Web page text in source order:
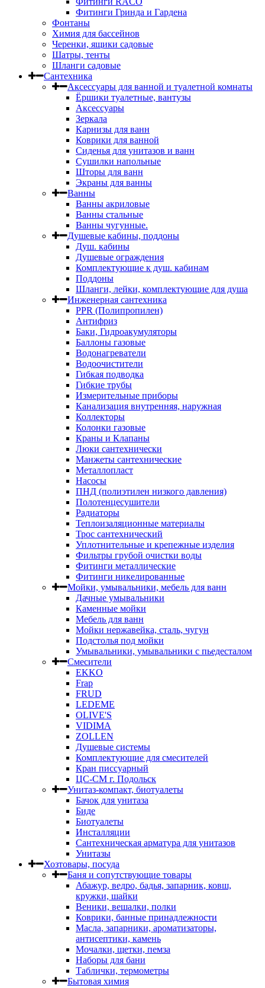
Фитинги Гринда и Гардена
Фонтаны
Химия для бассейнов
Черенки, ящики садовые
Шатры, тенты
Шланги садовые
Сантехника
Аксессуары для ванной и туалетной комнаты
Ёршики туалетные, вантузы
Аксессуары
Зеркала
Карнизы для ванн
Коврики для ванной
Сиденья для унитазов и ванн
Сушилки напольные
Шторы для ванн
Экраны для ванны
Ванны
Ванны акриловые
Ванны стальные
Ванны чугунные.
Душевые кабины, поддоны
Душ. кабины
Душевые ограждения
Комплектующие к душ. кабинам
Поддоны
Шланги, лейки, комплектующие для душа
Инженерная сантехника
PPR (Полипропилен)
Антифриз
Баки, Гидроакумуляторы
Баллоны газовые
Водонагреватели
Водоочистители
Гибкая подводка
Гибкие трубы
Измерительные приборы
Канализация внутренняя, наружная
Коллекторы
Колонки газовые
Краны и Клапаны
Люки сантехнически
Манжеты сантехнические
Металлопласт
Насосы
ПНД (полиэтилен низкого давления)
Полотенцесушители
Радиаторы
Теплоизаляционные материалы
Трос сантехнический
Уплотнительные и крепежные изделия
Фильтры грубой очистки воды
Фитинги металлические
Фитинги никелированные
Мойки, умывальники, мебель для ванн
Дачные умывальники
Каменные мойки
Мебель для ванн
Мойки нержавейка, сталь, чугун
Подстолья под мойки
Умывальники, умывальники с пьедесталом
Смесители
EKKO
Frap
FRUD
LEDEME
OLIVE'S
VIDIMA
ZOLLEN
Душевые системы
Комплектующие для смесителей
Кран писсуарный
ЦС-СМ г. Подольск
Унитаз-компакт, биотуалеты
Бачок для унитаза
Биде
Биотуалеты
Инсталляции
Сантехническая арматура для унитазов
Унитазы
Хозтовары, посуда
Баня и сопутствующие товары
Абажур, ведро, бадья, запарник, ковш,
кружки, шайки
Веники, вешалки, полки
Коврики, банные принадлежности
Масла, запарники, ароматизаторы,
антисептики, камень
Мочалки, щетки, пемза
Наборы для бани
Таблички, термометры
Бытовая химия